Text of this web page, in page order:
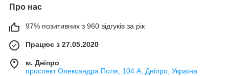
Про нас
97% позитивних з 960 відгуків за рік
Працює з 27.05.2020
м. Дніпро
проспект Олександра Поля, 104 А, Дніпро, Україна